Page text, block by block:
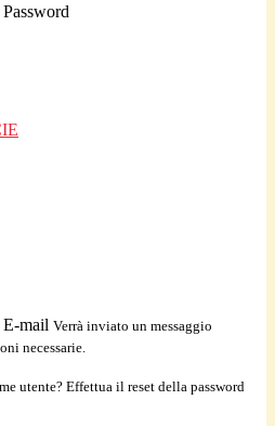
Password
E-mail Verrà inviato un messaggio
necessarie.
utente? Effettua il reset della password